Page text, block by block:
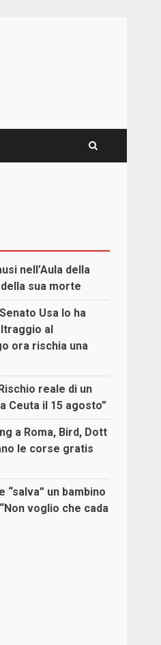
nell’Aula della
sua morte
Usa lo ha
al
ora rischia una
reale di un
Ceuta il 15 agosto”
a Roma, Bird, Dott
le corse gratis
“salva” un bambino
voglio che cada